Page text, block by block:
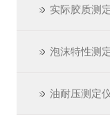
实际胶质测
泡沫特性测
油耐压测定